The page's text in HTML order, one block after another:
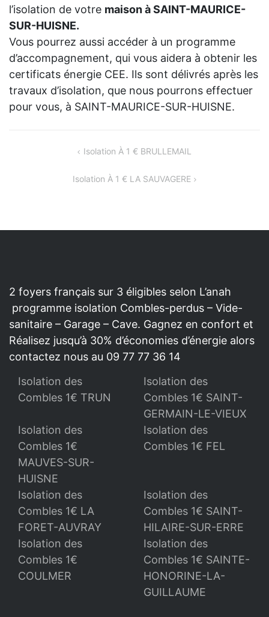
l’isolation de votre maison à SAINT-MAURICE-
SUR-HUISNE.
Vous pourrez aussi accéder à un programme
d’accompagnement, qui vous aidera à obtenir les
certificats énergie CEE. Ils sont délivrés après les
travaux d’isolation, que nous pourrons effectuer
pour vous, à SAINT-MAURICE-SUR-HUISNE.
NAVIGATION Isolation À 1 € BRULLEMAIL
Isolation À 1 € LA SAUVAGERE
2 foyers français sur 3 éligibles selon L’anah
programme isolation Combles-perdus – Vide-
sanitaire – Garage – Cave. Gagnez en confort et
Réalisez jusqu’à 30% d’économies d’énergie alors
contactez nous au 09 77 77 36 14
Isolation des
Combles 1€ TRUN
Isolation des
Combles 1€ SAINT-
GERMAIN-LE-VIEUX
Isolation des
Combles 1€
MAUVES-SUR-
HUISNE
Isolation des
Combles 1€ FEL
Isolation des
Combles 1€ LA
FORET-AUVRAY
Isolation des
Combles 1€ SAINT-
HILAIRE-SUR-ERRE
Isolation des
Combles 1€
COULMER
Isolation des
Combles 1€ SAINTE-
HONORINE-LA-
GUILLAUME